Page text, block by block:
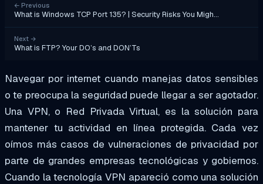
← Previous
What is Windows TCP Port 135? | Security Risks You Migh…
Next →
What is FTP? Your DO’s and DON’Ts
Navegar por internet cuando manejas datos sensibles
o te preocupa la seguridad puede llegar a ser agotador.
Una VPN, o Red Privada Virtual, es la solución para
mantener tu actividad en línea protegida. Cada vez
oímos más casos de vulneraciones de privacidad por
parte de grandes empresas tecnológicas y gobiernos.
Cuando la tecnología VPN apareció como una solución